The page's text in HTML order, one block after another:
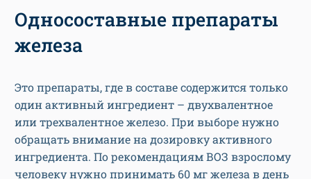
Односоставные препараты
железа
Это препараты, где в составе содержится только
один активный ингредиент – двухвалентное
или трехвалентное железо. При выборе нужно
обращать внимание на дозировку активного
ингредиента. По рекомендациям ВОЗ взрослому
человеку нужно принимать 60 мг железа в день